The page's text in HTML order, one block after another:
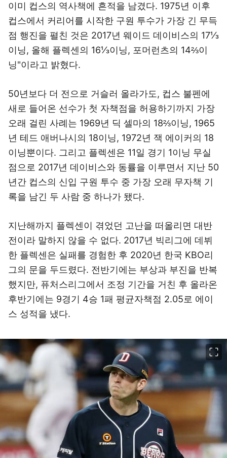
이미 컵스의 역사책에 흔적을 남겼다. 1975년 이후
컵스에서 커리어를 시작한 구원 투수가 가장 긴 무득
점 행진을 펼친 것은 2017년 웨이드 데이비스의 17⅓
이닝, 올해 플렉센의 16⅓이닝, 포머런츠의 14⅔이
닝"이라고 밝혔다.
50년보다 더 전으로 거슬러 올라가도, 컵스 불펜에
새로 들어온 선수가 첫 자책점을 허용하기까지 가장
오래 걸린 사례는 1969년 딕 셀마의 18⅔이닝, 1965
년 테드 애버나시의 18이닝, 1972년 잭 에이커의 18
이닝뿐이다. 그리고 플렉센은 11일 경기 1이닝 무실
점으로 2017년 데이비스와 동률을 이루면서 지난 50
년간 컵스의 신입 구원 투수 중 가장 오래 무자책 기
록을 남긴 두 사람 중 하나가 됐다.
지난해까지 플렉센이 겪었던 고난을 떠올리면 대반
전이라 말하지 않을 수 없다. 2017년 빅리그에 데뷔
한 플렉센은 실패를 경험한 후 2020년 한국 KBO리
그의 문을 두드렸다. 전반기에는 부상과 부진을 반복
했지만, 퓨처스리그에서 조정 기간을 거친 후 올라온
후반기에는 9경기 4승 1패 평균자책점 2.05로 에이
스 성적을 냈다.